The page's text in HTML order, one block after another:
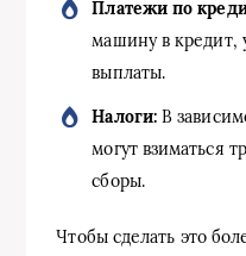
Платежи по
машину в кредит,
выплаты.
Налоги:В
могут взиматься
сборы.
Чтобы сделать это